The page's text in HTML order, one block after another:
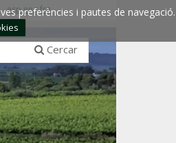
preferències i pautes de navegació.
esp engfra
Cercar